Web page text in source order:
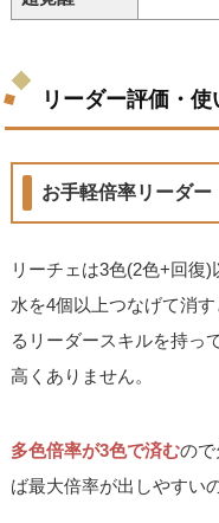
リーダー評価・使
お手軽倍率リーダー
リーチェは3色(2色+回復)
水を4個以上つなげて消
るリーダースキルを持っ
高くありません。
多色倍率が3色で済むの
ば最大倍率が出しやすい